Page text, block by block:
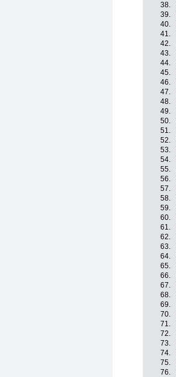
38.
39.
40.
41.
42.
43.
44.
45.
46.
47.
48.
49.
50.
51.
52.
53.
54.
55.
56.
57.
58.
59.
60.
61.
62.
63.
64.
65.
66.
67.
68.
69.
70.
71.
72.
73.
74.
75.
76.